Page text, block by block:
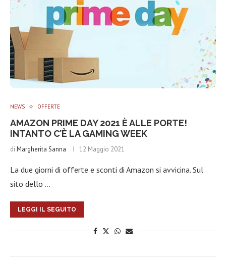
NEWS OFFERTE
AMAZON PRIME DAY 2021 È ALLE PORTE!
INTANTO C’È LA GAMING WEEK
di Margherita Sanna 12 Maggio 2021
La due giorni di offerte e sconti di Amazon si avvicina. Sul
sito dello …
LEGGI IL SEGUITO